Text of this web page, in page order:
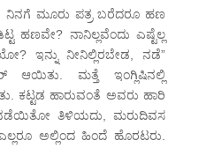
ನಿನಗೆ ಮೂರು ಪತ್ರ ಬರೆದರೂ ಹಣ
ಹಣವೇ? ನಾನಿಲ್ಲವೆಂದು ಎಷ್ಟೆಲ್ಲ
ಇನ್ನು ನೀನಿಲ್ಲಿರಬೇಡ, ನಡೆ”
ಆಯಿತು. ಮತ್ತೆ ಇಂಗ್ಲಿಷಿನಲ್ಲಿ
ಕಟ್ಟಡ ಹಾರುವಂತೆ ಅವರು ಹಾರಿ
ನಡೆಯಿತೋ ತಿಳಿಯದು, ಮರುದಿವಸ
ಅಲ್ಲಿಂದ ಹಿಂದೆ ಹೊರಟರು.